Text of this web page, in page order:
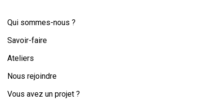
Qui sommes-nous ?
Savoir-faire
Ateliers
Nous rejoindre
Vous avez un projet ?